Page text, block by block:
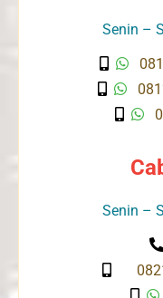
Senin –
Senin –